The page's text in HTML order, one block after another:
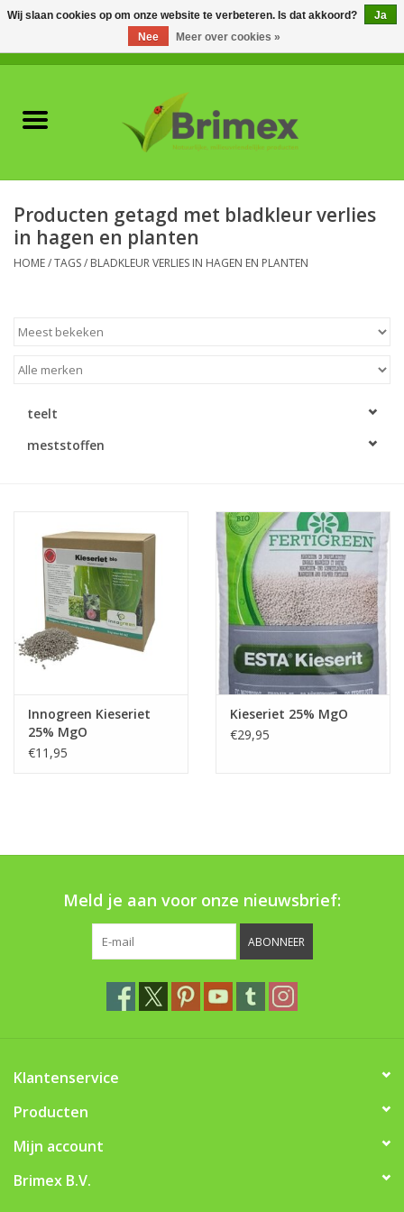
Plagen & Ziekten
Meststoffen en
Bodemverbeteraars
Monitoring
Vallen
Drukspuiten
Onkruid & Reiniging
Zaden
Producten getagd met bladkleur verlies
in hagen en planten
HOME/TAGS/ BLADKLEUR VERLIES IN HAGEN EN PLANTEN
teelt
meststoffen
Innogreen Kieseriet
25% MgO
€11,95
Kieseriet 25% MgO
€29,95
Meld je aan voor onze nieuwsbrief:
ABONNEER
Klantenservice
Producten
Mijn account
Brimex B.V.
Wij slaan cookies op om onze website te verbeteren. Is dat akkoord?
Ja
Nee
Meer over cookies »